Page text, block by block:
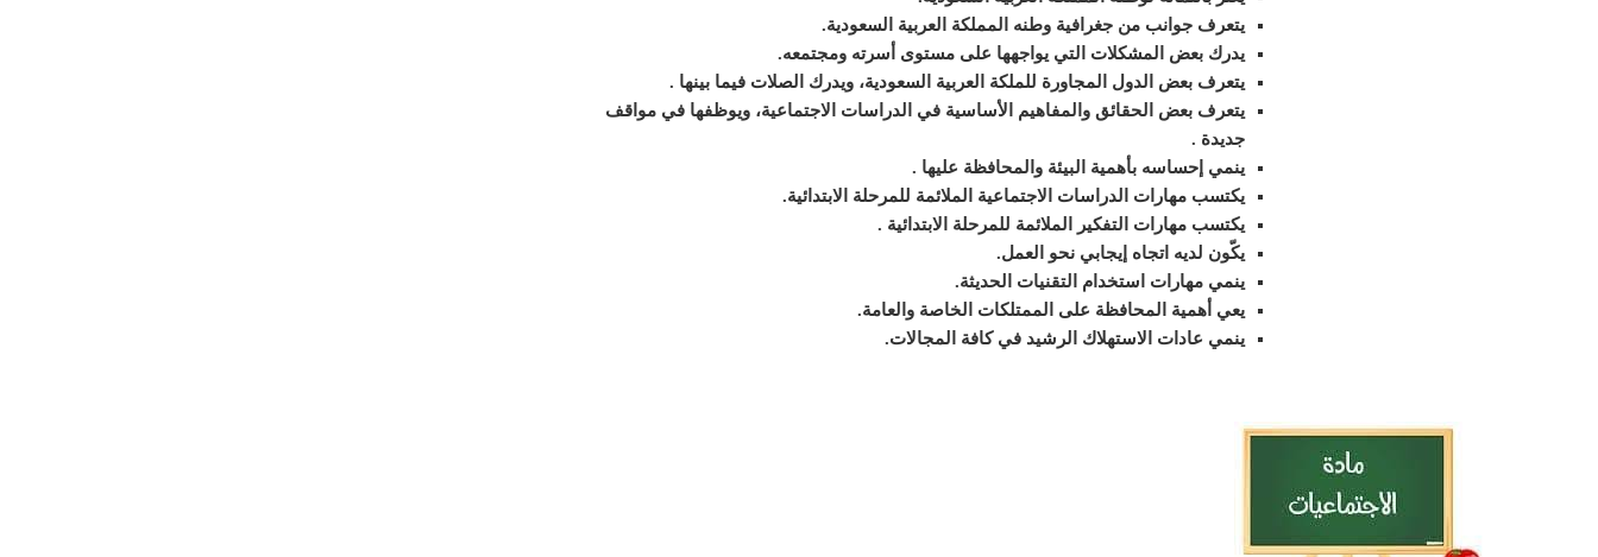
يتعرف جوانب من جغرافية وطنه المملكة العربية السعودية.
يدرك بعض المشكلات التي يواجهها على مستوى أسرته ومجتمعه.
يتعرف بعض الدول المجاورة للملكة العربية السعودية، ويدرك الصلات فيما بينها .
يتعرف بعض الحقائق والمفاهيم الأساسية في الدراسات الاجتماعية، ويوظفها في مواقف
جديدة .
ينمي إحساسه بأهمية البيئة والمحافظة عليها .
يكتسب مهارات الدراسات الاجتماعية الملائمة للمرحلة الابتدائية.
يكتسب مهارات التفكير الملائمة للمرحلة الابتدائية .
يكّون لديه اتجاه إيجابي نحو العمل.
ينمي مهارات استخدام التقنيات الحديثة.
يعي أهمية المحافظة على الممتلكات الخاصة والعامة.
ينمي عادات الاستهلاك الرشيد في كافة المجالات.